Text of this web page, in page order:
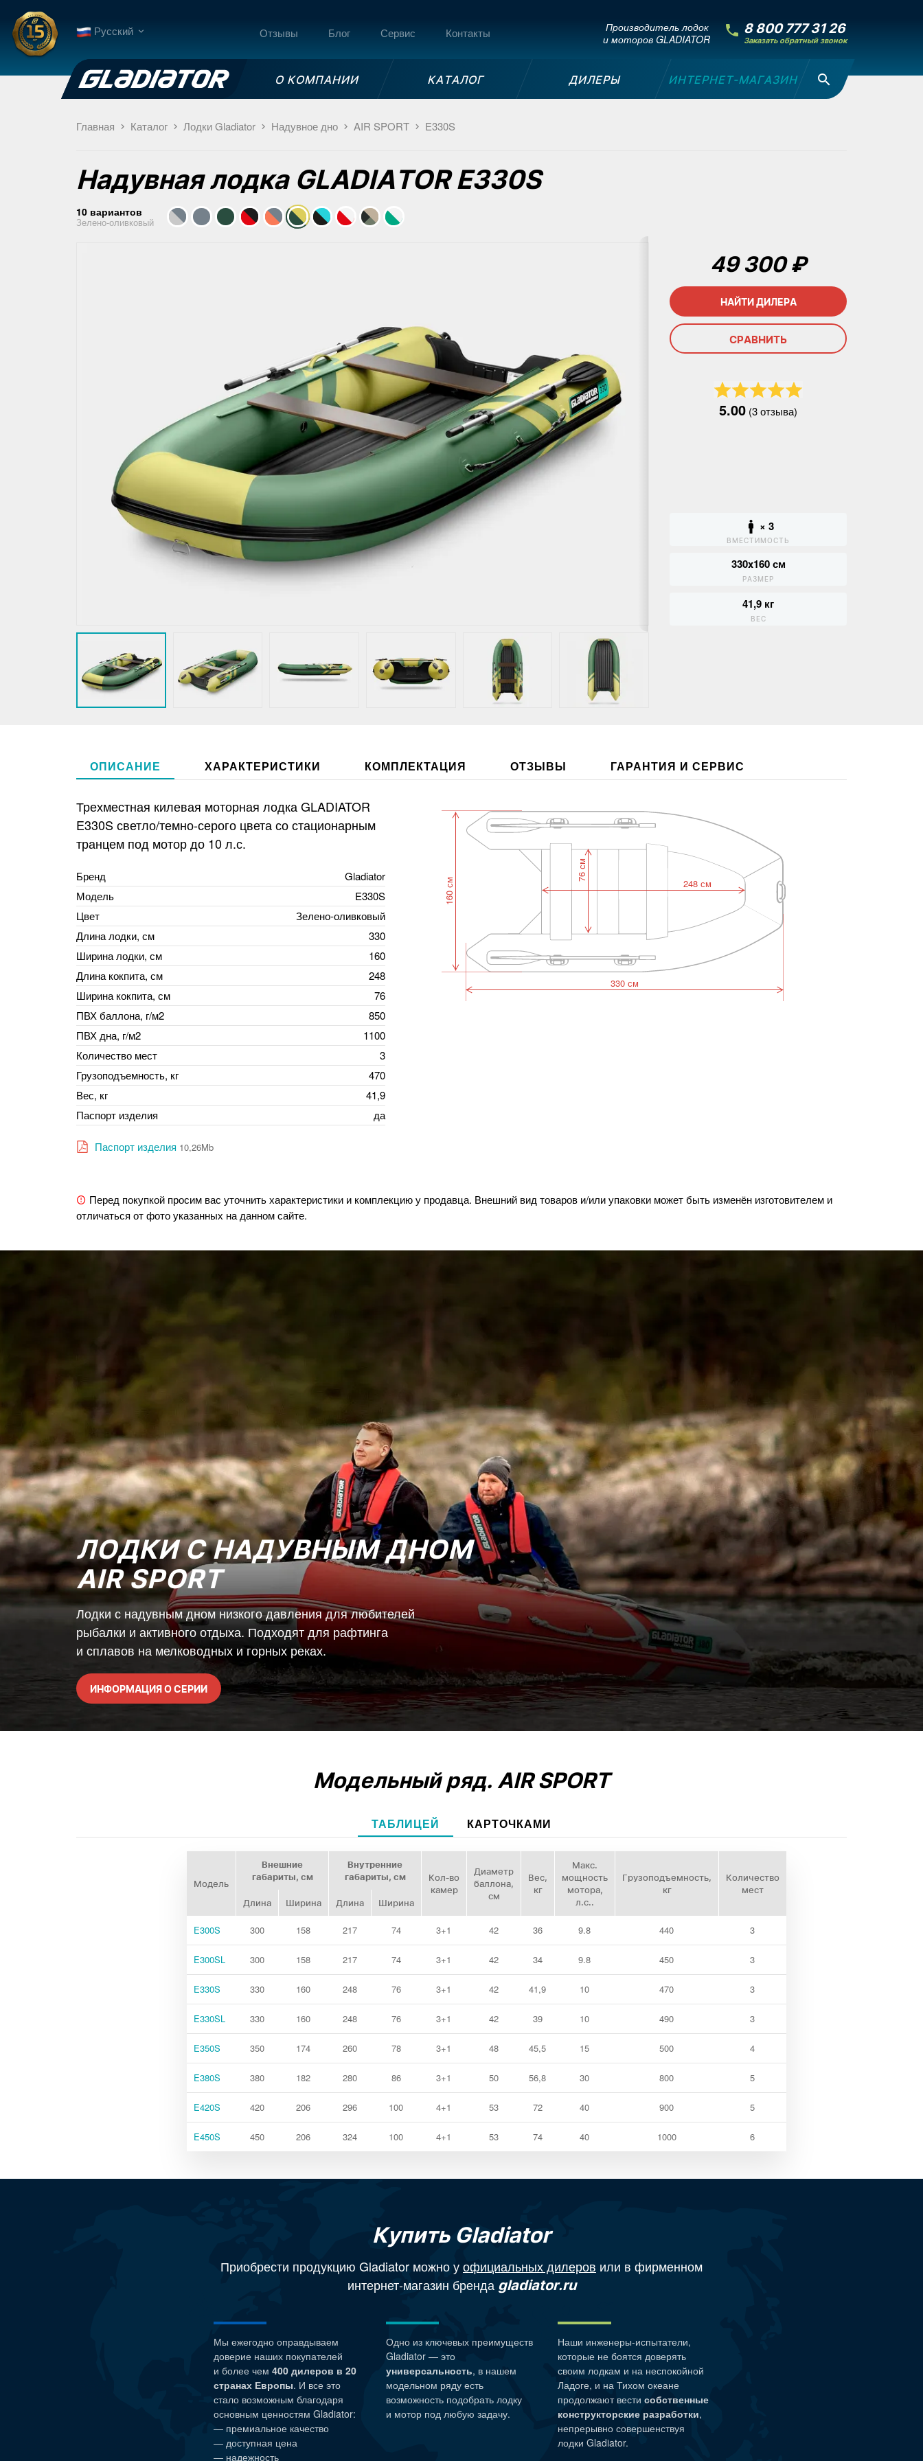
Русский Отзывы Блог Сервис Контакты
Производитель лодок
и моторов GLADIATOR
8 800 777 31 26
Заказать обратный звонок
О КОМПАНИИ КАТАЛОГ ДИЛЕРЫ ИНТЕРНЕТ-МАГАЗИН
Главная Каталог Лодки Gladiator Надувное дно AIR SPORT E330S
Надувная лодка GLADIATOR E330S
10 вариантов
Зелено-оливковый
49 300 ₽
НАЙТИ ДИЛЕРА
СРАВНИТЬ
5.00 (3 отзыва)
× 3
ВМЕСТИМОСТЬ
330x160 см
РАЗМЕР
41,9 кг
ВЕС
ОПИСАНИЕ ХАРАКТЕРИСТИКИ КОМПЛЕКТАЦИЯ ОТЗЫВЫ ГАРАНТИЯ И СЕРВИС
Трехместная килевая моторная лодка GLADIATOR
E330S светло/темно-серого цвета со стационарным
транцем под мотор до 10 л.с.
Бренд
Gladiator
Модель
E330S
Цвет
Зелено-оливковый
Длина лодки, см
330
Ширина лодки, см
160
Длина кокпита, см
248
Ширина кокпита, см
76
ПВХ баллона, г/м2
850
ПВХ дна, г/м2
1100
Количество мест
3
Грузоподъемность, кг
470
Вес, кг
41,9
Паспорт изделия
да
Паспорт изделия 10,26Mb
248 см
76 см
330 см
160 см
Перед покупкой просим вас уточнить характеристики и комплекцию у продавца. Внешний вид товаров и/или упаковки может быть изменён изготовителем и
отличаться от фото указанных на данном сайте.
ЛОДКИ С НАДУВНЫМ ДНОМ
AIR SPORT
Лодки с надувным дном низкого давления для любителей
рыбалки и активного отдыха. Подходят для рафтинга
и сплавов на мелководных и горных реках.
ИНФОРМАЦИЯ О СЕРИИ
Модельный ряд. AIR SPORT
ТАБЛИЦЕЙ КАРТОЧКАМИ
Модель
Внешние
габариты, см
Внутренние
габариты, см
Кол‑во
камер
Диаметр
баллона,
см
Вес,
кг
Макс.
мощность
мотора,
л.с..
Грузоподъемность,
кг
Количество
мест
Длина
Ширина Длина Ширина
E300S 300 158 217 74 3+1 42 36 9.8 440 3
E300SL 300 158 217 74 3+1 42 34 9.8 450 3
E330S 330 160 248 76 3+1 42 41,9 10 470 3
E330SL 330 160 248 76 3+1 42 39 10 490 3
E350S 350 174 260 78 3+1 48 45,5 15 500 4
E380S 380 182 280 86 3+1 50 56,8 30 800 5
E420S 420 206 296 100 4+1 53 72 40 900 5
E450S 450 206 324 100 4+1 53 74 40 1000 6
Купить Gladiator
Приобрести продукцию Gladiator можно уофициальных дилеров или в фирменном
интернет-магазин бренда gladiator.ru
Мы ежегодно оправдываем
доверие наших покупателей
и более чем 400 дилеров в 20
странах Европы. И все это
стало возможным благодаря
основным ценностям Gladiator:
— премиальное качество
— доступная цена
— надежность
Одно из ключевых преимуществ
Gladiator — это
универсальность, в нашем
модельном ряду есть
возможность подобрать лодку
и мотор под любую задачу.
Наши инженеры-испытатели,
которые не боятся доверять
своим лодкам и на неспокойной
Ладоге, и на Тихом океане
продолжают вестисобственные
конструкторские разработки,
непрерывно совершенствуя
лодки Gladiator.